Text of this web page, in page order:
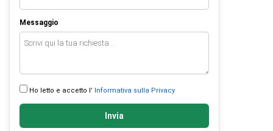
Messaggio
Ho letto e accetto l’ Informativa sulla Privacy
Invia